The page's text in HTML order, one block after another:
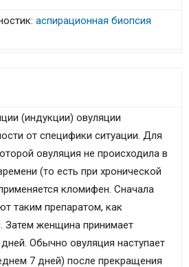
аспирационная биопсия
(индукции) овуляции
от специфики ситуации. Для
овуляция не происходила в
(то есть при хронической
кломифен. Сначала
таким препаратом, как
Затем женщина принимает
Обычно овуляция наступает
7 дней) после прекращения